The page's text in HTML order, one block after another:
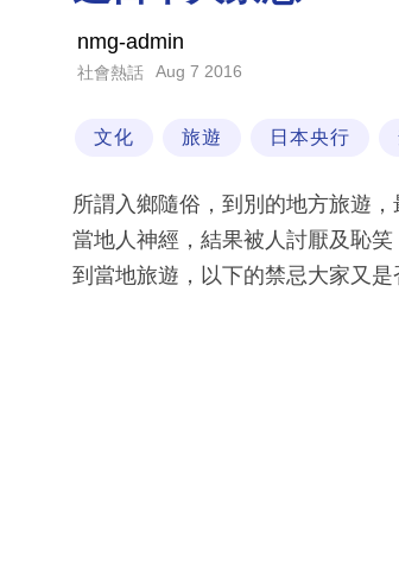
nmg-admin
社會熱話 Aug 7 2016
文化 旅遊 日本央行
所謂入鄉隨俗，到別的地方旅遊
當地人神經，結果被人討厭及恥
到當地旅遊，以下的禁忌大家又是